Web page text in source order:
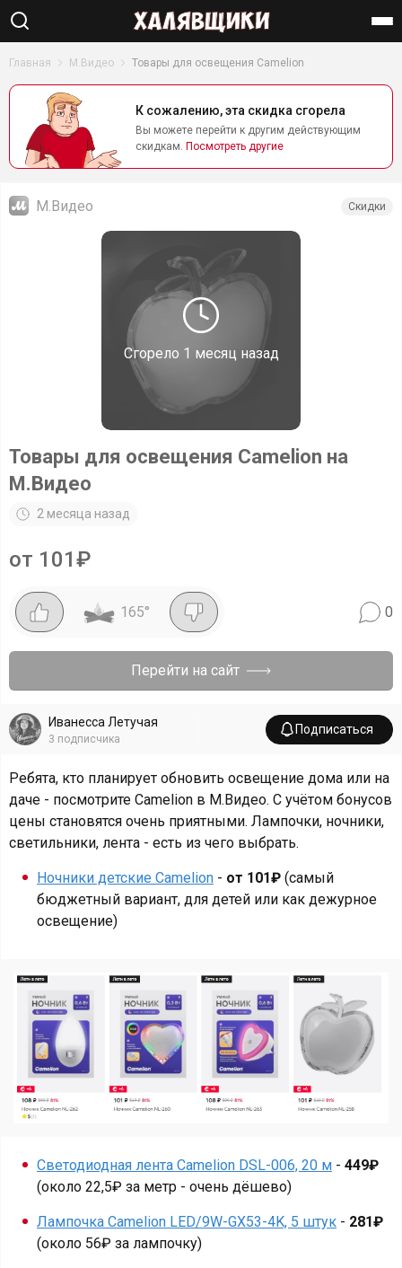
Главная М.Видео Товары для освещения Camelion
К сожалению, эта скидка сгорела
Вы можете перейти к другим действующим
скидкам. Посмотреть другие
Сгорело 1 месяц назад
М.Видео Скидки
Товары для освещения Camelion на
М.Видео
2 месяца назад
от 101₽
165° 0
Перейти на сайт
Иванесса Летучая
3 подписчика
Подписаться
Ребята, кто планирует обновить освещение дома или на
даче - посмотрите Camelion в М.Видео. С учётом бонусов
цены становятся очень приятными. Лампочки, ночники,
светильники, лента - есть из чего выбрать.
Ночники детские Camelion - от 101₽ (самый
бюджетный вариант, для детей или как дежурное
освещение)
Светодиодная лента Camelion DSL-006, 20 м - 449₽
(около 22,5₽ за метр - очень дёшево)
Лампочка Camelion LED/9W-GX53-4K, 5 штук - 281₽
(около 56₽ за лампочку)